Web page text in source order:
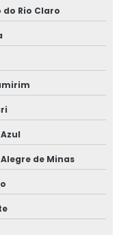
corporativos
alergênicos
do Rio Claro
de Minas